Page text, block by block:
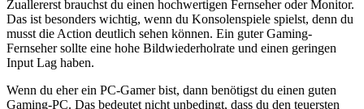
Zuallererst brauchst du einen hochwertigen Fernseher oder Monitor.
Das ist besonders wichtig, wenn du Konsolenspiele spielst, denn du
musst die Action deutlich sehen können. Ein guter Gaming-
Fernseher sollte eine hohe Bildwiederholrate und einen geringen
Input Lag haben.
Wenn du eher ein PC-Gamer bist, dann benötigst du einen guten
Gaming-PC. Das bedeutet nicht unbedingt, dass du den teuersten